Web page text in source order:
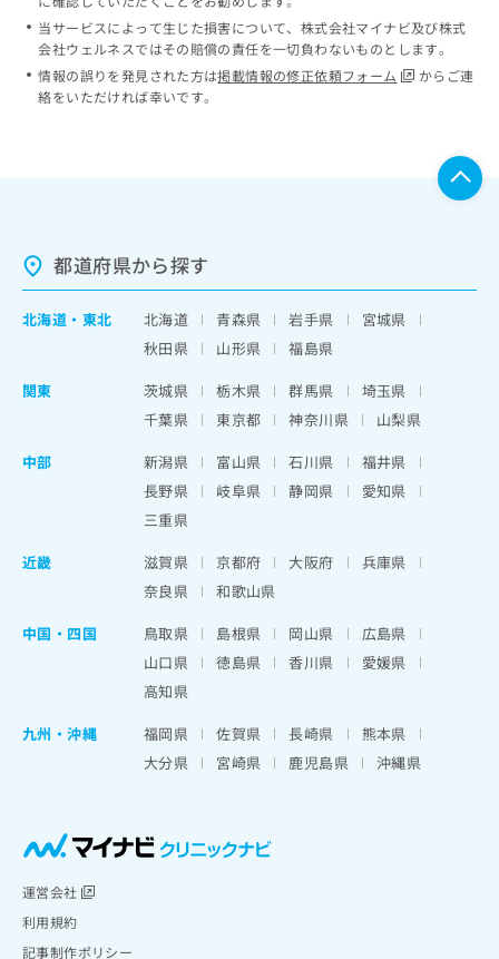
当サービスによって生じた損害について、株式会社マイナビ及び株式
会社ウェルネスではその賠償の責任を一切負わないものとします。
情報の誤りを発見された方は掲載情報の修正依頼フォーム
からご連
絡をいただければ幸いです。
都道府県から探す
北海道 ・ 東北 北海道 青森県 岩手県
宮城県
秋田県
山形県
福島県
関東
茨城県 栃木県 群馬県
埼玉県
千葉県
東京都 神奈川県
山梨県
中部
新潟県 富山県 石川県
福井県
長野県
岐阜県 静岡県
愛知県
三重県
近畿
滋賀県 京都府 大阪府
兵庫県
奈良県
和歌山県
中国・四国
鳥取県 島根県 岡山県
広島県
山口県
徳島県 香川県
愛媛県
高知県
九州・沖縄
福岡県 佐賀県 長崎県
熊本県
大分県
宮崎県 鹿児島県 沖縄県
運営会社
利用規約
記事制作ポリシー